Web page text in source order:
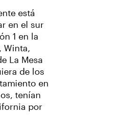
está
en el sur
1 en la
Winta,
La Mesa
de los
en
tenían
por